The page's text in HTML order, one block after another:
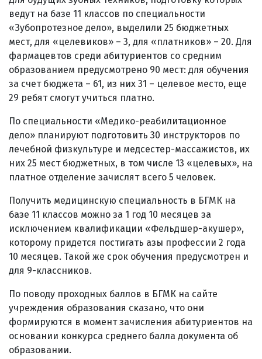
ведут на базе 11 классов по специальности
«Зубопротезное дело», выделили 25 бюджетных
мест, для «целевиков» – 3, для «платников» – 20. Для
фармацевтов среди абитуриентов со средним
образованием предусмотрено 90 мест: для обучения
за счет бюджета – 61, из них 31 – целевое место, еще
29 ребят смогут учиться платно.
По специальности «Медико-реабилитационное
дело» планируют подготовить 30 инструкторов по
лечебной физкультуре и медсестер-массажистов, их
них 25 мест бюджетных, в том числе 13 «целевых», на
платное отделение зачислят всего 5 человек.
Получить медицинскую специальность в БГМК на
базе 11 классов можно за 1 год 10 месяцев за
исключением квалификации «Фельдшер-акушер»,
которому придется постигать азы профессии 2 года
10 месяцев. Такой же срок обучения предусмотрен и
для 9-классников.
По поводу проходных баллов в БГМК на сайте
учреждения образования сказано, что они
формируются в момент зачисления абитуриентов на
основании конкурса среднего балла документа об
образовании.